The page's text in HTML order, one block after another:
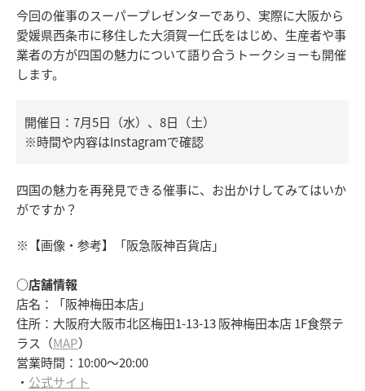
今回の催事のスーパープレゼンターであり、実際に大阪から
愛媛県西条市に移住した大須賀一仁氏をはじめ、生産者や事
業者の方が四国の魅力について語り合うトークショーも開催
します。
開催日：7月5日（水）、8日（土）
※時間や内容はInstagramで確認
四国の魅力を再発見できる催事に、お出かけしてみてはいか
がですか？
※【画像・参考】「阪急阪神百貨店」
○店舗情報
店名：「阪神梅田本店」
住所：大阪府大阪市北区梅田1-13-13 阪神梅田本店 1F食祭テ
ラス（MAP）
営業時間：10:00～20:00
・ 公式サイト